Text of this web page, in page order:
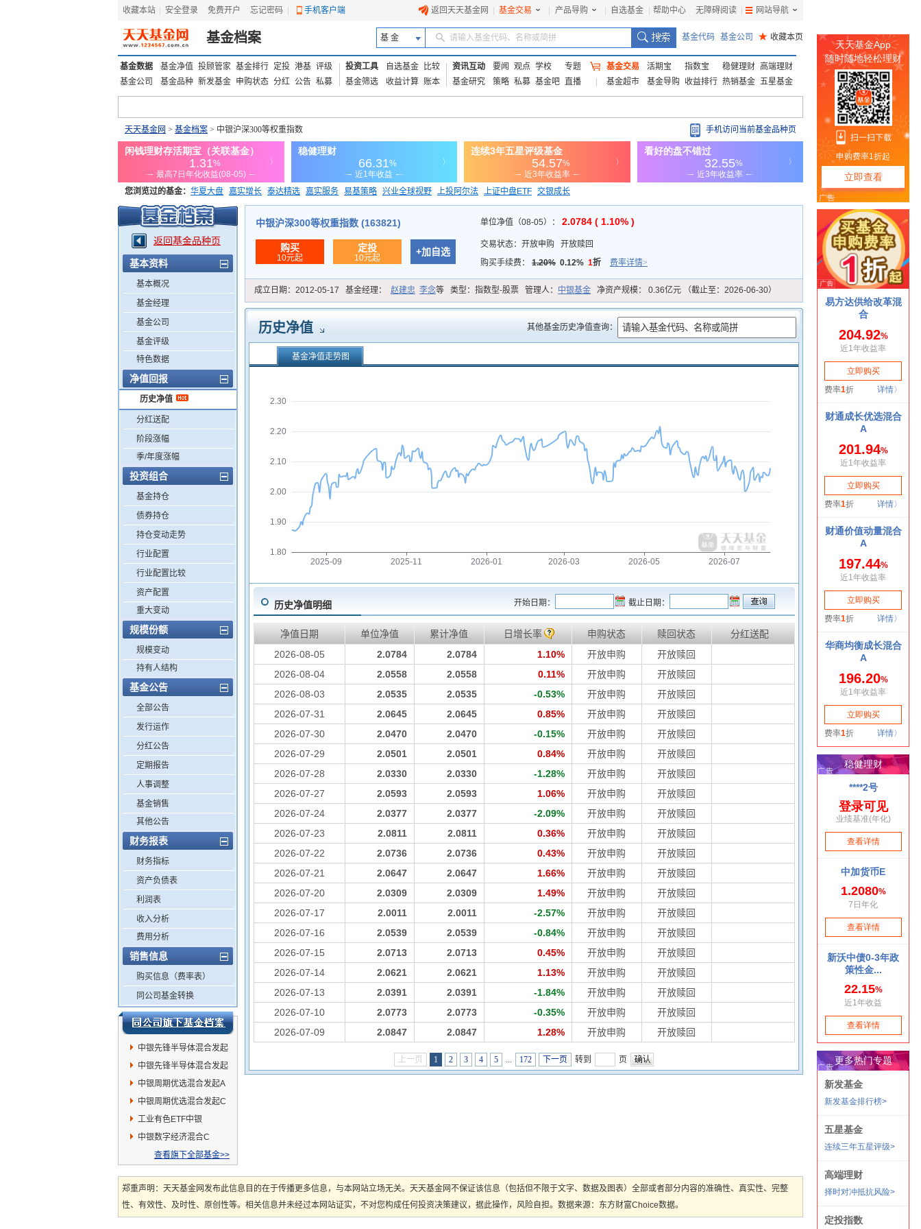
收藏本站 安全登录 免费开户 忘记密码 手机客户端 返回天天基金网 基金交易 产品导购 自选基金 帮助中心 无障碍阅读 网站导航
基金档案 基 金 请输入基金代码、名称或简拼 基金代码 基金公司 ★ 收藏本页
基金数据 基金净值 投顾管家 基金排行 定投 港基 评级
基金公司
基金品种 新发基金 申购状态 分红 公告 私募
投资工具 自选基金
比较
基金筛选
收益计算 账本
资讯互动 要闻 观点 学校
专题
基金研究
策略 私募 基金吧 直播
基金交易 活期宝 指数宝 稳健理财 高端理财
基金超市
基金导购 收益排行 热销基金 五星基金
天天基金网 > 基金档案 > 中银沪深300等权重指数 手机访问当前基金品种页
您浏览过的基金： 华夏大盘 嘉实增长 泰达精选 嘉实服务 易基策略 兴业全球视野 上投阿尔法 上证中盘ETF 交银成长
添富优势 华安宏利 上证180价值ETF
返回基金品种页
基本资料
基本概况
基金经理
基金公司
基金评级
特色数据
净值回报
历史净值
分红送配
阶段涨幅
季/年度涨幅
投资组合
基金持仓
债券持仓
持仓变动走势
行业配置
行业配置比较
资产配置
重大变动
规模份额
规模变动
持有人结构
基金公告
全部公告
发行运作
分红公告
定期报告
人事调整
基金销售
其他公告
财务报表
财务指标
资产负债表
利润表
收入分析
费用分析
销售信息
购买信息（费率表）
同公司基金转换
中银先锋半导体混合发起
A
中银先锋半导体混合发起
C
中银周期优选混合发起A
中银周期优选混合发起C
工业有色ETF中银
中银数字经济混合C
查看旗下全部基金>>
中银沪深300等权重指数 (163821)
购买
10元起
定投
10元起
+加自选
单位净值（08-05）： 2.0784 ( 1.10% )
交易状态： 开放申购
开放赎回
购买手续费： 1.20% 0.12% 1折 费率详情>
成立日期： 2012-05-17 基金经理： 赵建忠 李念等 类型： 指数型-股票 管理人： 中银基金 净资产规模： 0.36亿元 （截止至：2026-06-30）
历史净值 其他基金历史净值查询：
基金净值走势图
1.80
1.90
2.00
2.10
2.20
2.30
2025-09 2025-11 2026-03 2026-05 2026-07
2026-01
历史净值明细 开始日期： 截止日期：
净值日期 单位净值 累计净值 日增长率 申购状态 赎回状态
分红送配
2026-08-05
2.0784 2.0784 1.10% 开放申购
开放赎回
2026-08-04
2.0558 2.0558 0.11% 开放申购
开放赎回
2026-08-03
2.0535 2.0535 -0.53% 开放申购
开放赎回
2026-07-31
2.0645 2.0645 0.85% 开放申购
开放赎回
2026-07-30
2.0470 2.0470 -0.15% 开放申购
开放赎回
2026-07-29
2.0501 2.0501 0.84% 开放申购
开放赎回
2026-07-28
2.0330 2.0330 -1.28% 开放申购
开放赎回
2026-07-27
2.0593 2.0593 1.06% 开放申购
开放赎回
2026-07-24
2.0377 2.0377 -2.09% 开放申购
开放赎回
2026-07-23
2.0811 2.0811 0.36% 开放申购
开放赎回
2026-07-22
2.0736 2.0736 0.43% 开放申购
开放赎回
2026-07-21
2.0647 2.0647 1.66% 开放申购
开放赎回
2026-07-20
2.0309 2.0309 1.49% 开放申购
开放赎回
2026-07-17
2.0011 2.0011 -2.57% 开放申购
开放赎回
2026-07-16
2.0539 2.0539 -0.84% 开放申购
开放赎回
2026-07-15
2.0713 2.0713 0.45% 开放申购
开放赎回
2026-07-14
2.0621 2.0621 1.13% 开放申购
开放赎回
2026-07-13
2.0391 2.0391 -1.84% 开放申购
开放赎回
2026-07-10
2.0773 2.0773 -0.35% 开放申购
开放赎回
2026-07-09
2.0847 2.0847 1.28% 开放申购 开放赎回
上一页 1 2 3 4 5 ... 172 下一页 转到 页
郑重声明：天天基金网发布此信息目的在于传播更多信息，与本网站立场无关。天天基金网不保证该信息（包括但不限于文字、数据及图表）全部或者部分内容的准确性、真实性、完整
性、有效性、及时性、原创性等。相关信息并未经过本网站证实，不对您构成任何投资决策建议，据此操作，风险自担。数据来源：东方财富Choice数据。